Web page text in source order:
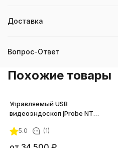
Доставка
Вопрос-Ответ
Похожие товары
Управляемый USB
видеоэндоскоп jProbe NT
5.0 (1)